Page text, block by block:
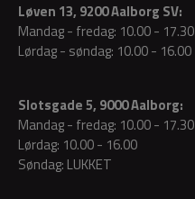
Løven 13, 9200 Aalborg SV:
Mandag - fredag: 10.00 - 17.30
Lørdag - søndag: 10.00 - 16.00
Slotsgade 5, 9000 Aalborg:
Mandag - fredag: 10.00 - 17.30
Lørdag: 10.00 - 16.00
Søndag: LUKKET